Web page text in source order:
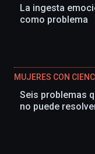
La ingesta
como problema
MUJERES CON
Seis problemas
no puede